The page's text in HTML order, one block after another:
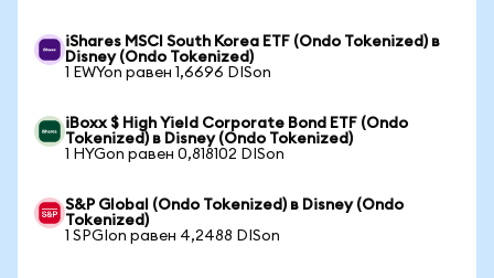
iShares MSCI South Korea ETF (Ondo Tokenized) в
Disney (Ondo Tokenized)
1 EWYon равен 1,6696 DISon
iBoxx $ High Yield Corporate Bond ETF (Ondo
Tokenized) в Disney (Ondo Tokenized)
1 HYGon равен 0,818102 DISon
S&P Global (Ondo Tokenized) в Disney (Ondo
Tokenized)
1 SPGIon равен 4,2488 DISon